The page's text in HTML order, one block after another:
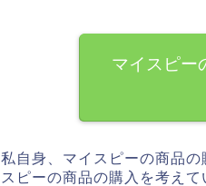
マイスピー
私自身、マイスピーの商品
スピーの商品の購入を考えて